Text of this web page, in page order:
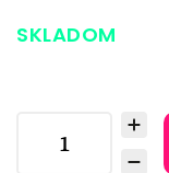
SKLADOM